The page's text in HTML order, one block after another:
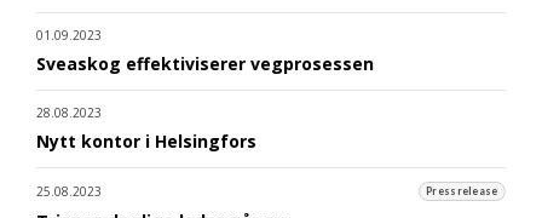
01.09.2023
Sveaskog effektiviserer vegprosessen
28.08.2023
Nytt kontor i Helsingfors
25.08.2023 Pressrelease